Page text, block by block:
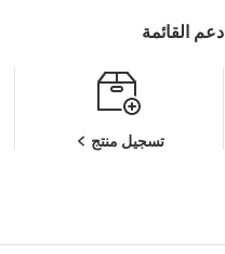
دعم القائمة
تسجيل منتج